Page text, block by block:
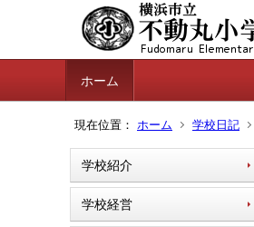
ホーム
現在位置： ホーム 学校日記
学校紹介
学校経営